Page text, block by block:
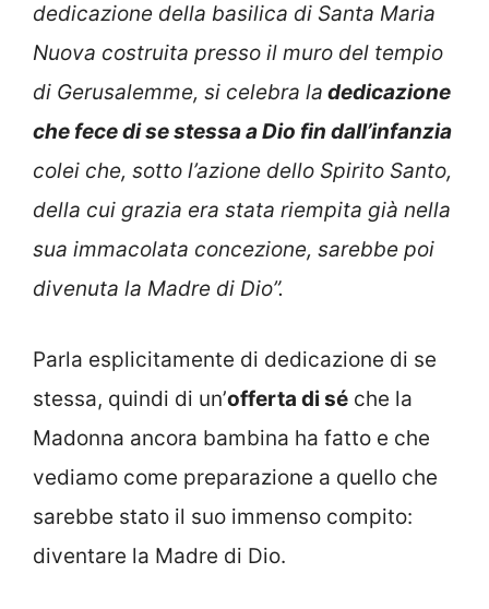
dedicazione della basilica di Santa Maria
Nuova costruita presso il muro del tempio
di Gerusalemme, si celebra la dedicazione
che fece di se stessa a Dio fin dall’infanzia
colei che, sotto l’azione dello Spirito Santo,
della cui grazia era stata riempita già nella
sua immacolata concezione, sarebbe poi
divenuta la Madre di Dio”.
Parla esplicitamente di dedicazione di se
stessa, quindi di un’offerta di sé che la
Madonna ancora bambina ha fatto e che
vediamo come preparazione a quello che
sarebbe stato il suo immenso compito:
diventare la Madre di Dio.